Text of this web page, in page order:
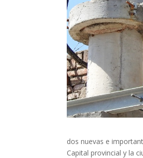
dos nuevas e
Capital provincial y la